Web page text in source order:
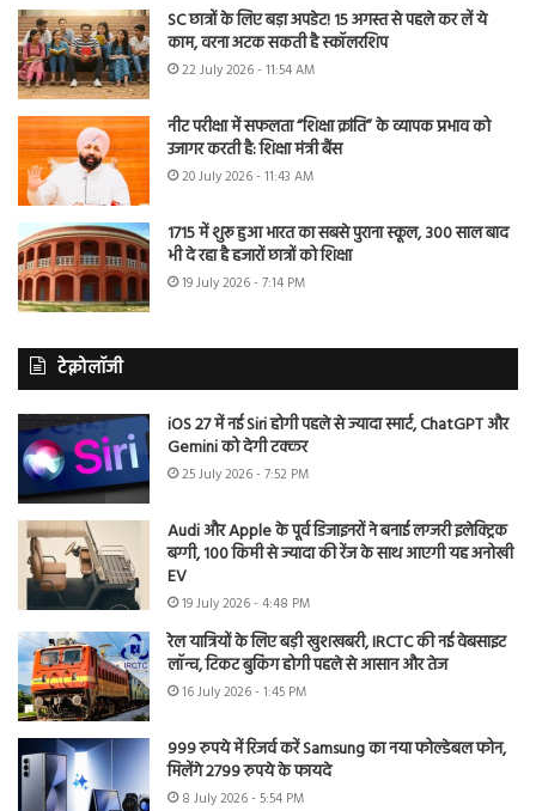
SC छात्रों के लिए बड़ा अपडेट! 15 अगस्त से पहले कर लें ये
काम, वरना अटक सकती है स्कॉलरशिप
22 July 2026 - 11:54 AM
नीट परीक्षा में सफलता “शिक्षा क्रांति” के व्यापक प्रभाव को
उजागर करती है: शिक्षा मंत्री बैंस
20 July 2026 - 11:43 AM
1715 में शुरू हुआ भारत का सबसे पुराना स्कूल, 300 साल बाद
भी दे रहा है हजारों छात्रों को शिक्षा
19 July 2026 - 7:14 PM
टेक्नोलॉजी
iOS 27 में नई Siri होगी पहले से ज्यादा स्मार्ट, ChatGPT और
Gemini को देगी टक्कर
25 July 2026 - 7:52 PM
Audi और Apple के पूर्व डिजाइनरों ने बनाई लग्जरी इलेक्ट्रिक
बग्गी, 100 किमी से ज्यादा की रेंज के साथ आएगी यह अनोखी
EV
19 July 2026 - 4:48 PM
रेल यात्रियों के लिए बड़ी खुशखबरी, IRCTC की नई वेबसाइट
लॉन्च, टिकट बुकिंग होगी पहले से आसान और तेज
16 July 2026 - 1:45 PM
999 रुपये में रिजर्व करें Samsung का नया फोल्डेबल फोन,
मिलेंगे 2799 रुपये के फायदे
8 July 2026 - 5:54 PM